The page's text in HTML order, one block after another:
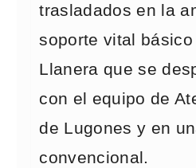
trasladados en la
soporte vital
Llanera que se
con el equipo de
de Lugones y en
convencional.